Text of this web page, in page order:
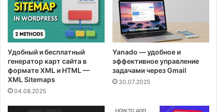
Удобный и бесплатный
генератор карт сайта в
формате XML и HTML —
XML Sitemaps
04.08.2025
Yanado — удобное и
эффективное управление
задачами через Gmail
30.07.2025